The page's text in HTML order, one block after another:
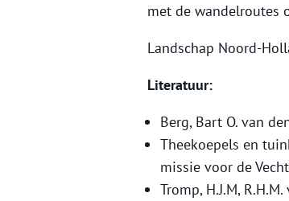
met de wandelroutes
Landschap Noord-
Literatuur:
Berg, Bart O. van
Theekoepels en
missie voor de
Tromp, H.J.M,